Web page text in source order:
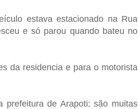
estava estacionado na Rua
e só parou quando bateu no
da residencia e para o motorista
de Arapoti; são muitas